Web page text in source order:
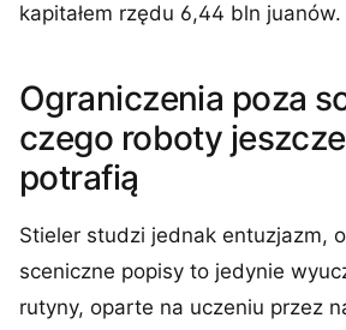
kapitałem rzędu 6,44 bln juanów.
Ograniczenia poza
czego roboty
potrafią
Stieler studzi jednak entuzjazm,
sceniczne popisy to jedynie
rutyny, oparte na uczeniu przez